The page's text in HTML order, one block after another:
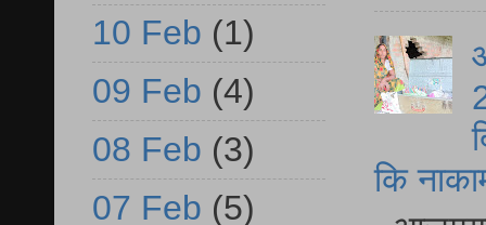
कि
10 Feb (1)
09 Feb (4)
08 Feb (3)
07 Feb (5)